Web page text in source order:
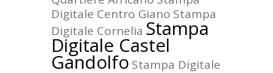
Digitale Centro Giano Stampa
Digitale Cornelia Stampa
Digitale Castel
Gandolfo Stampa Digitale